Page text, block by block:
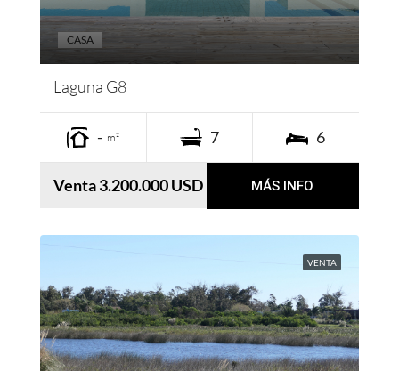
Laguna G8
- m² 7 6
CASA
Venta 3.200.000 USD MÁS INFO
VENTA